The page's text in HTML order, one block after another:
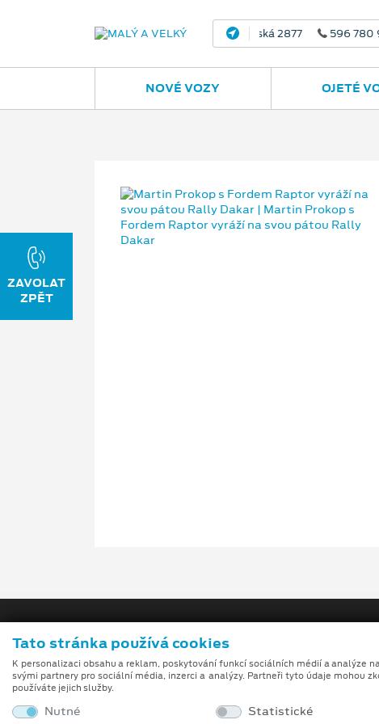
NOVÉ VOZY OJETÉ
Obchodní podmínky
ZAVOLAT
ZPĚT
Tato stránka používá cookies
K personalizaci obsahu a reklam, poskytování funkcí sociálních médií a analýze
svými partnery pro sociální média, inzerci a analýzy. Partneři tyto údaje mohou
používáte jejich služby.
Nutné Statistické